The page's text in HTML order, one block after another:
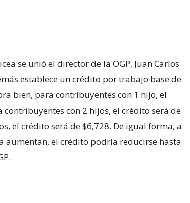
se unió el director de la OGP, Juan Carlos
establece un crédito por trabajo base de
bien, para contribuyentes con 1 hijo, el
con 2 hijos, el crédito será de
el crédito será de $6,728. De igual forma, a
aumentan, el crédito podría reducirse hasta